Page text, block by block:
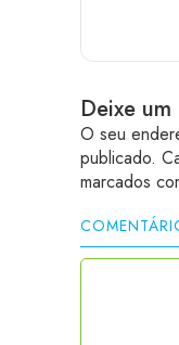
Deixe
O seu
publicado.
marcados